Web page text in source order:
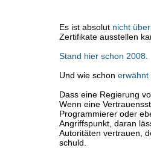
Es ist absolut nicht
Zertifikate ausstellen
Stand hier schon 2008.
Und wie schonerwähnt
Dass eine Regierung
Wenn eine
Programmierer oder
Angriffspunkt, daran
Autoritäten vertrauen,
schuld.